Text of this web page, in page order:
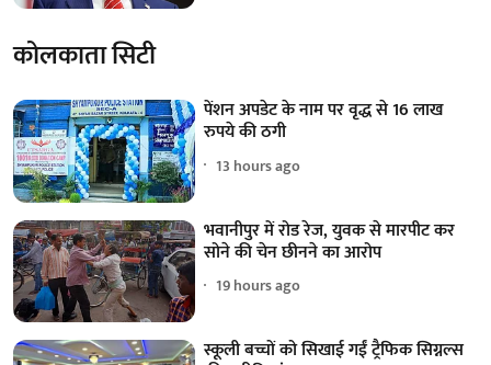
कोलकाता सिटी
पेंशन अपडेट के नाम पर वृद्ध से 16 लाख
रुपये की ठगी
13 hours ago
भवानीपुर में रोड रेज, युवक से मारपीट कर
सोने की चेन छीनने का आरोप
19 hours ago
स्कूली बच्चों को सिखाई गईं ट्रैफिक सिग्नल्स